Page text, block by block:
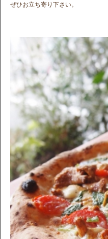
ぜひお立ち寄り下さい。